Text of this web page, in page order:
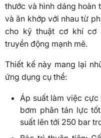
thước và hình dáng hoàn
và ăn khớp với nhau từ
cho kỹ thuật cơ khí cơ
truyền động mạnh mẽ.
Thiết kế này mang lại
ứng dụng cụ thể:
Áp suất làm việc
bơm phân tán lực
suất lên tới 250 bar